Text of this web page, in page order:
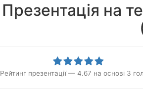
Презентація на
Рейтинг презентації — 4.67 на основі 3